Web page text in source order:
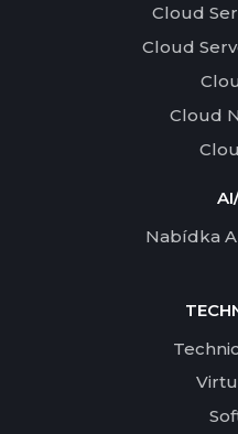
Cloud
Cloud
Cloud
Nabídka